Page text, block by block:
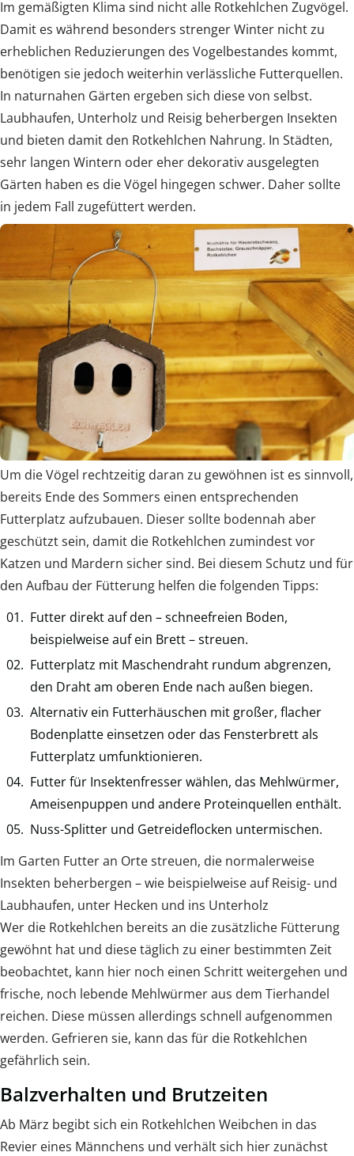
Im gemäßigten Klima sind nicht alle Rotkehlchen Zugvögel.
Damit es während besonders strenger Winter nicht zu
erheblichen Reduzierungen des Vogelbestandes kommt,
benötigen sie jedoch weiterhin verlässliche Futterquellen.
In naturnahen Gärten ergeben sich diese von selbst.
Laubhaufen, Unterholz und Reisig beherbergen Insekten
und bieten damit den Rotkehlchen Nahrung. In Städten,
sehr langen Wintern oder eher dekorativ ausgelegten
Gärten haben es die Vögel hingegen schwer. Daher sollte
in jedem Fall zugefüttert werden.
Um die Vögel rechtzeitig daran zu gewöhnen ist es sinnvoll,
bereits Ende des Sommers einen entsprechenden
Futterplatz aufzubauen. Dieser sollte bodennah aber
geschützt sein, damit die Rotkehlchen zumindest vor
Katzen und Mardern sicher sind. Bei diesem Schutz und für
den Aufbau der Fütterung helfen die folgenden Tipps:
Futter direkt auf den – schneefreien Boden,
beispielweise auf ein Brett – streuen.
Futterplatz mit Maschendraht rundum abgrenzen,
den Draht am oberen Ende nach außen biegen.
Alternativ ein Futterhäuschen mit großer, flacher
Bodenplatte einsetzen oder das Fensterbrett als
Futterplatz umfunktionieren.
Futter für Insektenfresser wählen, das Mehlwürmer,
Ameisenpuppen und andere Proteinquellen enthält.
Nuss-Splitter und Getreideflocken untermischen.
Im Garten Futter an Orte streuen, die normalerweise
Insekten beherbergen – wie beispielweise auf Reisig- und
Laubhaufen, unter Hecken und ins Unterholz
Wer die Rotkehlchen bereits an die zusätzliche Fütterung
gewöhnt hat und diese täglich zu einer bestimmten Zeit
beobachtet, kann hier noch einen Schritt weitergehen und
frische, noch lebende Mehlwürmer aus dem Tierhandel
reichen. Diese müssen allerdings schnell aufgenommen
werden. Gefrieren sie, kann das für die Rotkehlchen
gefährlich sein.
Balzverhalten und Brutzeiten
Ab März begibt sich ein Rotkehlchen Weibchen in das
Revier eines Männchens und verhält sich hier zunächst